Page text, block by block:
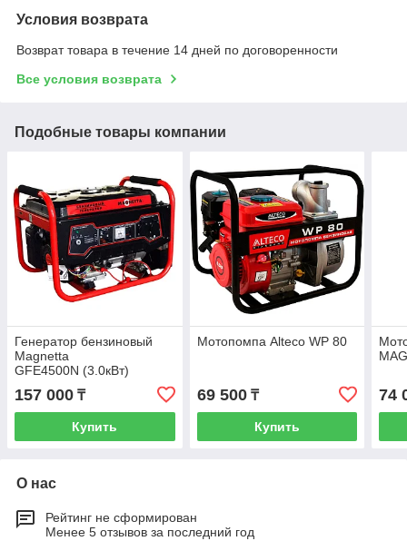
Условия возврата
Возврат товара в течение 14 дней по договоренности
Все условия возврата
Подобные товары компании
Генератор бензиновый
Magnetta
GFE4500N (3.0кВт)
157 000 ₸
Купить
Мотопомпа Alteco WP 80
69 500₸
Купить
74
О нас
Рейтинг не сформирован
Менее 5 отзывов за последний год